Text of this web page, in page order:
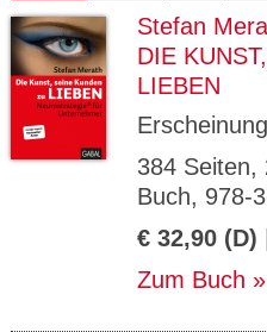
Stefan
DIE
LIEBEN
384 Seiten,
Buch, 978-
€ 32,90 (D)
Zum Buch